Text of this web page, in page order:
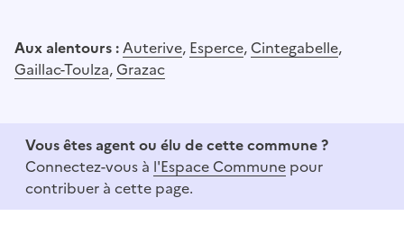
Aux alentours :Auterive, Esperce, Cintegabelle,
Gaillac-Toulza,Grazac
Vous êtes agent ou élu de cette commune ?
Connectez-vous à l'Espace Commune pour
contribuer à cette page.